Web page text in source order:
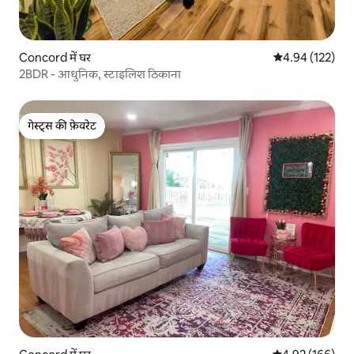
Concord में घर औसत रेटिंग 5 में से
4.94 (122)
2BDR - आधुनिक, स्टाइलिश ठिकाना
गेस्ट्स की फ़ेवरेट
गेस्ट्स की फ़ेवरेट